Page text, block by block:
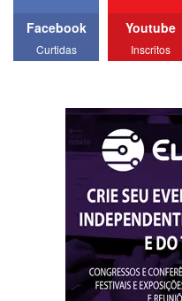
Facebook
Curtidas
Youtube
Inscritos